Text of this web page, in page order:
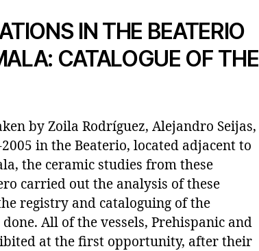
IN THE BEATERIO
CATALOGUE OF THE
by Zoila Rodríguez, Alejandro Seijas,
in the Beaterio, located adjacent to
the ceramic studies from these
carried out the analysis of these
registry and cataloguing of the
All of the vessels, Prehispanic and
at the first opportunity, after their